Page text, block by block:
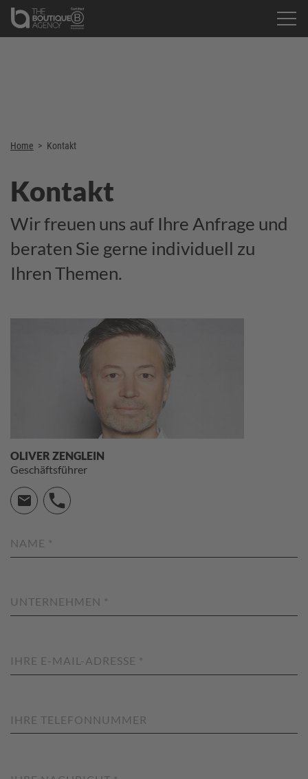
Home > Kontakt
Kontakt
Wir freuen uns auf Ihre Anfrage und
beraten Sie gerne individuell zu
Ihren Themen.
OLIVER ZENGLEIN
Geschäftsführer